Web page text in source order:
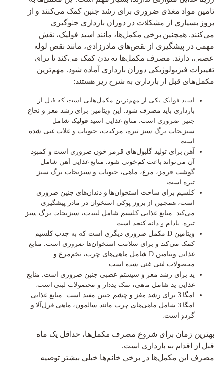
تامین مواد مغذی ضروری برای رشد جنین کمک می‌کنند و از
بروز بسیاری از مشکلات در دوران بارداری جلوگیری
می‌کنند. همچنین برخی مکمل‌ها، مانند اسید فولیک، نقش
مهمی در پیشگیری از نقص‌های مادرزادی، مانند نقص لوله
عصبی، دارند. مصرف مکمل‌ها به بدن کمک می‌کند تا برای
تغییرات فیزیولوژیکی دوران بارداری آماده شود. مهم‌ترین
مکمل‌های قبل از بارداری به شرح زیر هستند:
اسید فولیک یکی از مهم‌ترین مکمل‌هایی است که قبل از
بارداری باید مصرف شود. این ویتامین برای رشد مغز و نخاع
جنین ضروری است. منابع غذایی اسید فولیک شامل
سبزیجات برگ سبز تیره، مرکبات، حبوبات و غلات غنی شده
است.
آهن برای تولید گلبول‌های قرمز خون ضروری است و کمبود
آن می‌تواند باعث کم‌خونی شود. منابع غذایی آهن شامل
گوشت قرمز، مرغ، ماهی، حبوبات و سبزیجات برگ سبز
تیره است.
کلسیم برای ساخت استخوان‌ها و دندان‌های جنین ضروری
است، همچنین از بروز پوکی استخوان در مادر پیشگیری
می‌کند. منابع غذایی کلسیم شامل لبنیات، سبزیجات برگ سبز
تیره، بادام و دانه کنجد است.
ویتامین D مکمل ضروری دیگری است که به جذب کلسیم
کمک می‌کند و برای سلامت استخوان‌ها ضروری است. منابع
غذایی ویتامین D شامل ماهی‌های چرب، تخم‌مرغ و
محصولات لبنی غنی شده است.
ید برای رشد مغز و سیستم عصبی جنین ضروری است. منابع
غذایی ید شامل ماهی، نمک یددار و محصولات لبنی است.
امگا 3 برای رشد مغز و چشم جنین مفید است. منابع غذایی
امگا 3 شامل ماهی‌های چرب مانند سالمون، ماهی قزل‌آلا و
گردو است.
بهترین زمان برای شروع مصرف مکمل‌ها، حداقل یک ماه
قبل از اقدام به بارداری است.
مصرف این مکمل‌ها در برخی خانم‌ها خیلی بیشتر توصیه